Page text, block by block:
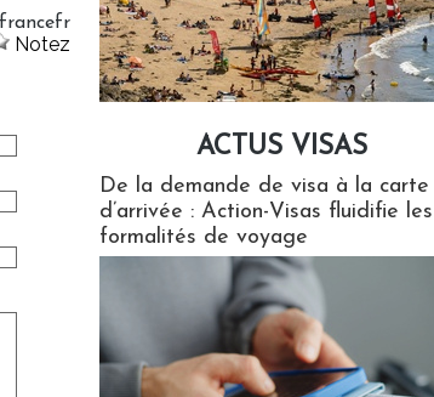
Notez
ACTUS VISAS
De la demande de visa à la carte
d’arrivée : Action-Visas fluidifie les
formalités de voyage